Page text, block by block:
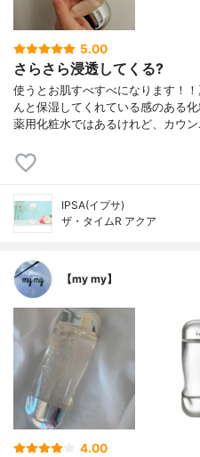
5.00
さらさら浸透してくる?
使うとお肌すべすべになります！
んと保湿してくれている感のある
薬用化粧水ではあるけれど、カウ
IPSA(イプサ)
ザ・タイムR アクア
【my my】
4.00